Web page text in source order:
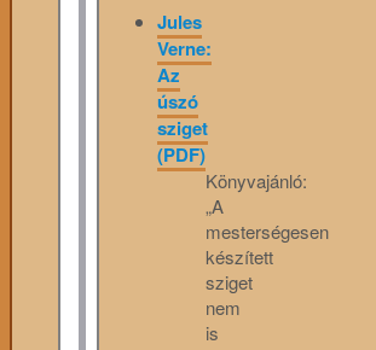
Jules
Verne:
Az
úszó
sziget
(PDF)
Könyvajánló:
„A
mesterségesen
készített
sziget
nem
is